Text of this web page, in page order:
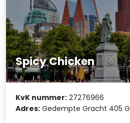
Spicy Chicken
KvK nummer: 27276966
Adres: Gedempte Gracht 405 G